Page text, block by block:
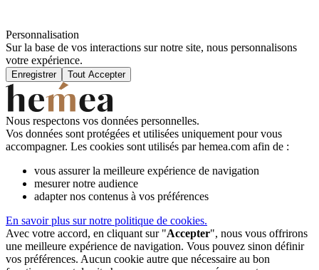
Personnalisation
Sur la base de vos interactions sur notre site, nous personnalisons
votre expérience.
Enregistrer Tout Accepter
Nous respectons vos données personnelles.
Vos données sont protégées et utilisées uniquement pour vous
accompagner. Les cookies sont utilisés par hemea.com afin de :
vous assurer la meilleure expérience de navigation
mesurer notre audience
adapter nos contenus à vos préférences
En savoir plus sur notre politique de cookies.
Avec votre accord, en cliquant sur "Accepter", nous vous offrirons
une meilleure expérience de navigation. Vous pouvez sinon définir
vos préférences. Aucun cookie autre que nécessaire au bon